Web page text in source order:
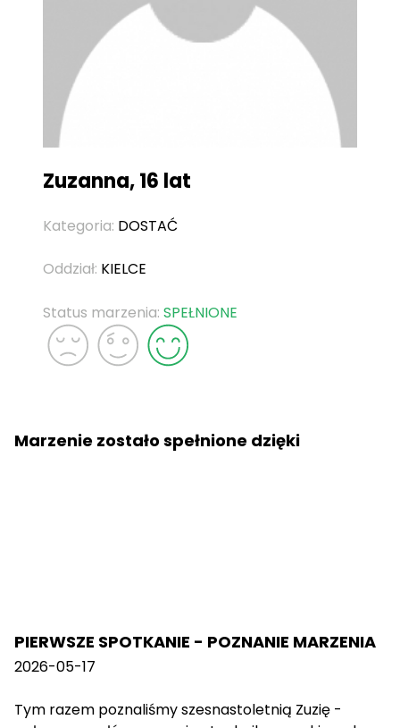
Zuzanna, 16 lat
Kategoria: DOSTAĆ
Oddział: KIELCE
Status marzenia: SPEŁNIONE
Marzenie zostało spełnione dzięki
PIERWSZE SPOTKANIE - POZNANIE MARZENIA
2026-05-17
Tym razem poznaliśmy szesnastoletnią Zuzię -